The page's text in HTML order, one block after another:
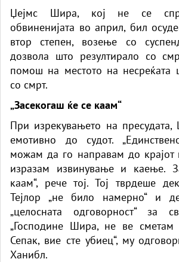
Џејмс Шира, кој не се
обвиненијата во април, бил
втор степен, возење со
дозвола што резултирало со
помош на местото на несреќата
со смрт.
„Засекогаш ќе се каам“
При изрекувањето на
емотивно до судот.
можам да го направам до крајот
изразам извинување и каење.
каам“, рече тој. Тој тврдеше
Тејлор „не било намерно“ и
„целосната одговорност“ за
„Господине Шира, не ве сметам
Сепак, вие сте убиец“, му
Ханибл.